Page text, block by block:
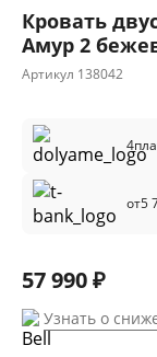
Кровать
Амур 2
Артикул 138042
4
от5
57 990 ₽
Узнать о